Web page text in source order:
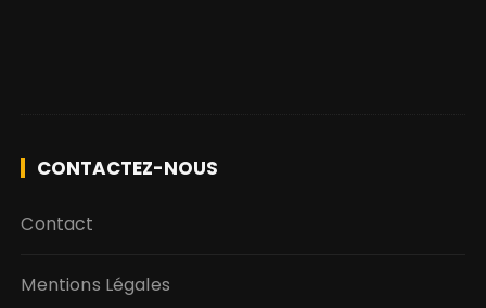
CONTACTEZ-NOUS
Contact
Mentions Légales